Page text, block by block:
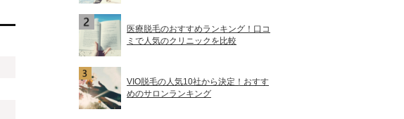
医療脱毛のおすすめランキング！口コ
ミで人気のクリニックを比較
VIO脱毛の人気10社から決定！おすす
めのサロンランキング